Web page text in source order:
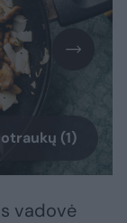
(1)
vadovė